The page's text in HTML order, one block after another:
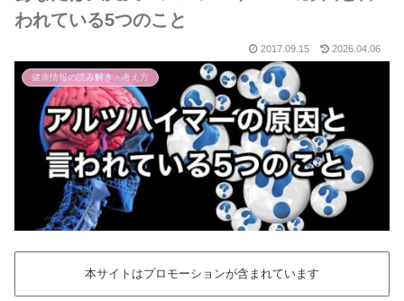
われている5つのこと
2017.09.15 2026.04.06
健康情報の読み解き・考え方
本サイトはプロモーションが含まれています